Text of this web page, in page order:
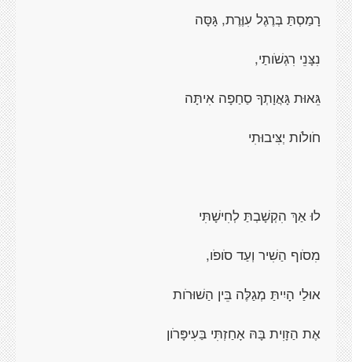
רָמַסְתַּ בְּרֶגֶל עִוֶּרֶת, גָּסָּה
נִצָּנֵי רִגְשֹׁותַי,
גֵּאוּת גָּאֲוָתְךָ סַחַפָה אִיתָּה
חֹולֹות יְצִּיבוּתִי
לוּ אַךְ הִקְשָׁבְתַּ לְחִישָׁתִּי
מִסֹוף הַשִׁיר וְעַד סֹופֹו,
אוּלַי הָיִיתַּ מְגַלֶּה בֵּין הַשׁוּרֹות
אֶת הַזָוִית בָּהּ אָחַזְתִּי בַּעִיפָּרֹון